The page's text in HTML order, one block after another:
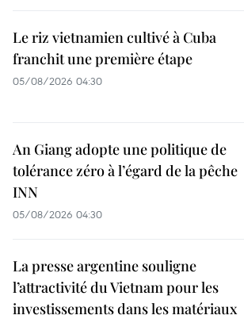
Le riz vietnamien cultivé à Cuba
franchit une première étape
05/08/2026 04:30
An Giang adopte une politique de
tolérance zéro à l’égard de la pêche
INN
05/08/2026 04:30
La presse argentine souligne
l’attractivité du Vietnam pour les
investissements dans les matériaux